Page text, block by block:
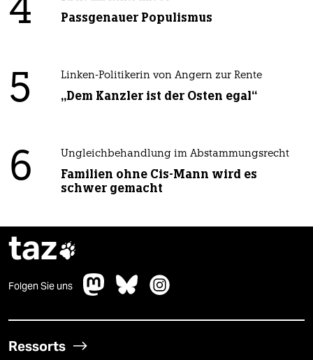
4 Passgenauer Populismus
5 Linken-Politikerin von Angern zur Rente
„Dem Kanzler ist der Osten egal“
6 Ungleichbehandlung im Abstammungsrecht
Familien ohne Cis-Mann wird es
schwer gemacht
taz
Folgen Sie uns
Ressorts